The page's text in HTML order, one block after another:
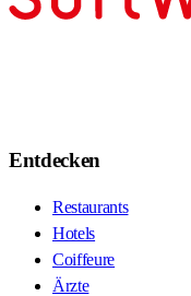
Entdecken
Restaurants
Hotels
Coiffeure
Ärzte